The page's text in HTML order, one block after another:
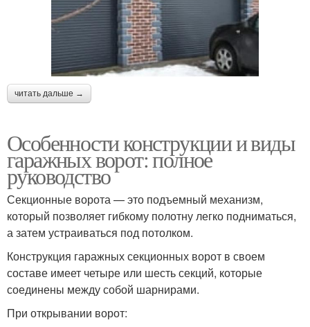
читать дальше →
Особенности конструкции и виды
гаражных ворот: полное
руководство
Секционные ворота — это подъемный механизм,
который позволяет гибкому полотну легко подниматься,
а затем устраиваться под потолком.
Конструкция гаражных секционных ворот в своем
составе имеет четыре или шесть секций, которые
соединены между собой шарнирами.
При открывании ворот: